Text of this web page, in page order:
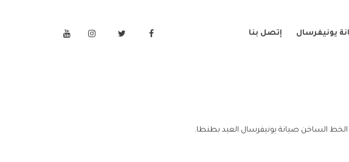
يونيفرسال إتصل بنا
الساخن صيانة يونيفرسال العبد بطنطا.